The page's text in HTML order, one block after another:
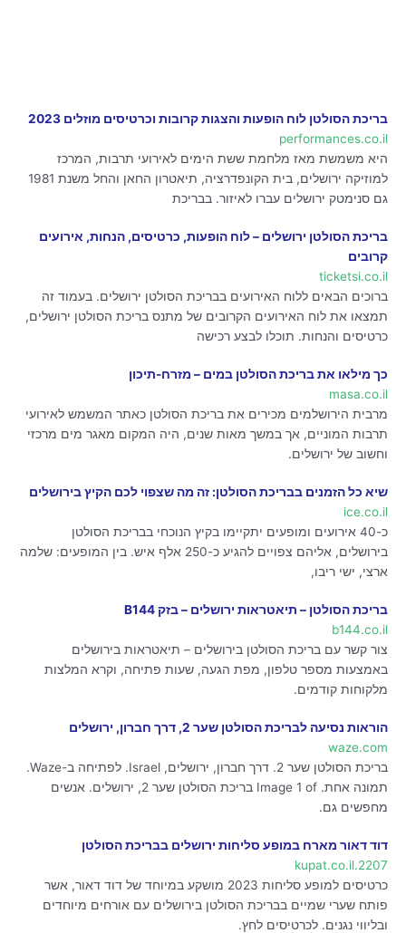
בריכת הסולטן לוח הופעות והצגות קרובות וכרטיסים מוזלים 2023
performances.co.il
היא משמשת מאז מלחמת ששת הימים לאירועי תרבות, המרכז
למוזיקה ירושלים, בית הקונפדרציה, תיאטרון החאן והחל משנת 1981
גם סנימטק ירושלים עברו לאיזור. בבריכת
בריכת הסולטן ירושלים – לוח הופעות, כרטיסים, הנחות, אירועים
קרובים
ticketsi.co.il
ברוכים הבאים ללוח האירועים בבריכת הסולטן ירושלים. בעמוד זה
תמצאו את לוח האירועים הקרובים של מתנס בריכת הסולטן ירושלים,
כרטיסים והנחות. תוכלו לבצע רכישה
כך מילאו את בריכת הסולטן במים – מזרח-תיכון
masa.co.il
מרבית הירושלמים מכירים את בריכת הסולטן כאתר המשמש לאירועי
תרבות המוניים, אך במשך מאות שנים, היה המקום מאגר מים מרכזי
וחשוב של ירושלים.
שיא כל הזמנים בבריכת הסולטן: זה מה שצפוי לכם הקיץ בירושלים
ice.co.il
כ-40 אירועים ומופעים יתקיימו בקיץ הנוכחי בבריכת הסולטן
בירושלים, אליהם צפויים להגיע כ-250 אלף איש. בין המופעים: שלמה
ארצי, ישי ריבו,
בריכת הסולטן – תיאטראות ירושלים – בזק B144
b144.co.il
צור קשר עם בריכת הסולטן בירושלים – תיאטראות בירושלים
באמצעות מספר טלפון, מפת הגעה, שעות פתיחה, וקרא המלצות
מלקוחות קודמים.
הוראות נסיעה לבריכת הסולטן שער 2, דרך חברון, ירושלים
waze.com
בריכת הסולטן שער 2. דרך חברון, ירושלים, Israel. לפתיחה ב-Waze.
תמונה אחת. Image 1 of בריכת הסולטן שער 2, ירושלים. אנשים
מחפשים גם.
דוד דאור מארח במופע סליחות ירושלים בבריכת הסולטן
2207.kupat.co.il
כרטיסים למופע סליחות 2023 מושקע במיוחד של דוד דאור, אשר
פותח שערי שמיים בבריכת הסולטן בירושלים עם אורחים מיוחדים
ובליווי נגנים. לכרטיסים לחץ.